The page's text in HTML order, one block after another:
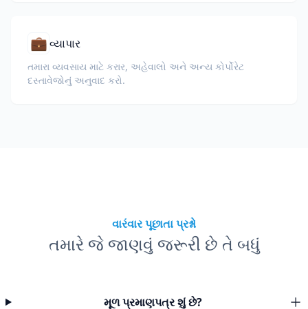
💼વ્યાપાર
તમારા વ્યવસાય માટે કરાર, અહેવાલો અને અન્ય કોર્પોરેટ
દસ્તાવેજોનું અનુવાદ કરો.
વારંવાર પૂછાતા પ્રશ્નો
તમારે જે જાણવું જરૂરી છે તે બધું
મૂળ પ્રમાણપત્ર શું છે?